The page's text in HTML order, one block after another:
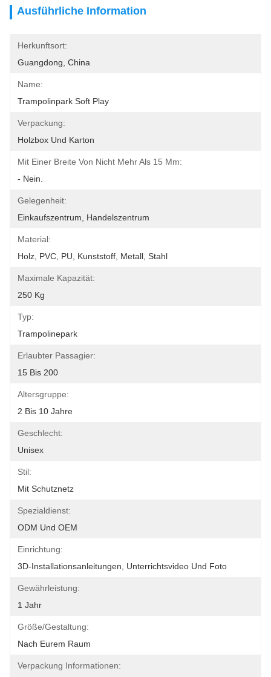
Ausführliche Information
Herkunftsort:
Guangdong, China
Name:
Trampolinpark Soft Play
Verpackung:
Holzbox Und Karton
Mit Einer Breite Von Nicht Mehr Als 15 Mm:
- Nein.
Gelegenheit:
Einkaufszentrum, Handelszentrum
Material:
Holz, PVC, PU, Kunststoff, Metall, Stahl
Maximale Kapazität:
250 Kg
Typ:
Trampolinepark
Erlaubter Passagier:
15 Bis 200
Altersgruppe:
2 Bis 10 Jahre
Geschlecht:
Unisex
Stil:
Mit Schutznetz
Spezialdienst:
ODM Und OEM
Einrichtung:
3D-Installationsanleitungen, Unterrichtsvideo Und Foto
Gewährleistung:
1 Jahr
Größe/Gestaltung:
Nach Eurem Raum
Verpackung Informationen: